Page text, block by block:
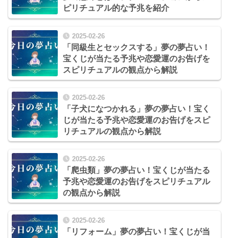
ピリチュアル的な予兆を紹介
2025-02-26
「同級生とセックスする」夢の夢占い！
宝くじが当たる予兆や恋愛運のお告げを
スピリチュアルの観点から解説
2025-02-26
「子犬になつかれる」夢の夢占い！宝く
じが当たる予兆や恋愛運のお告げをスピ
リチュアルの観点から解説
2025-02-26
「爬虫類」夢の夢占い！宝くじが当たる
予兆や恋愛運のお告げをスピリチュアル
の観点から解説
2025-02-26
「リフォーム」夢の夢占い！宝くじが当